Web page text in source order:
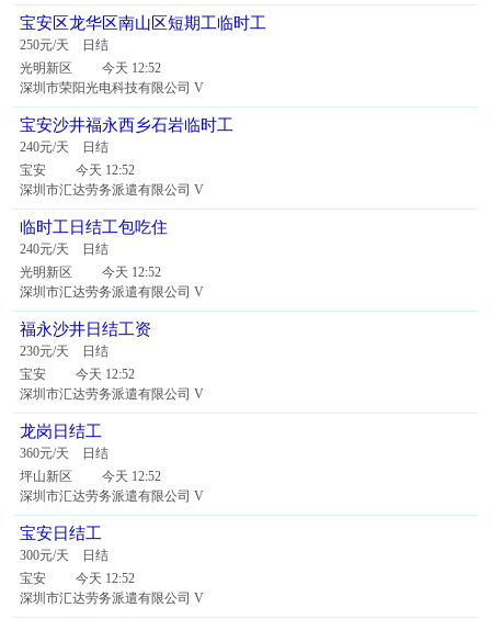
宝安区龙华区南山区短期工临时工
250元/天 日结
光明新区 今天 12:52
深圳市荣阳光电科技有限公司 V
宝安沙井福永西乡石岩临时工
240元/天 日结
宝安 今天 12:52
深圳市汇达劳务派遣有限公司 V
临时工日结工包吃住
240元/天 日结
光明新区 今天 12:52
深圳市汇达劳务派遣有限公司 V
福永沙井日结工资
230元/天 日结
宝安 今天 12:52
深圳市汇达劳务派遣有限公司 V
龙岗日结工
360元/天 日结
坪山新区 今天 12:52
深圳市汇达劳务派遣有限公司 V
宝安日结工
300元/天 日结
宝安 今天 12:52
深圳市汇达劳务派遣有限公司 V